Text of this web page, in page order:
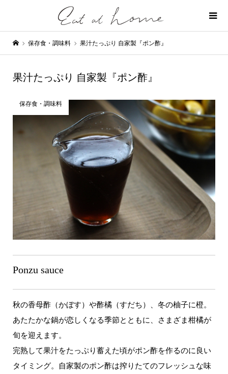
保存食・調味料 果汁たっぷり 自家製『ポン酢』
果汁たっぷり 自家製『ポン酢』
保存食・調味料
Ponzu sauce
秋の香母酢（かぼす）や酢橘（すだち）、冬の柚子に橙。
あたたかな鍋が恋しくなる季節とともに、さまざま柑橘が
旬を迎えます。
完熟して果汁をたっぷり蓄えた頃がポン酢を作るのに良い
タイミング。自家製のポン酢は搾りたてのフレッシュな味